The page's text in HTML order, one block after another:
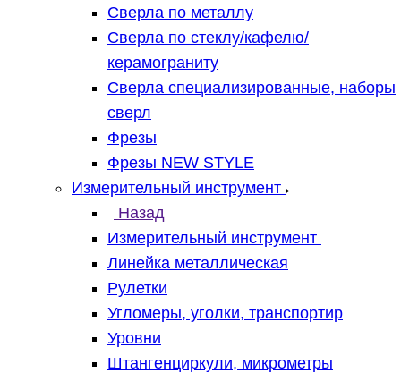
Сверла по металлу
Сверла по стеклу/кафелю/
керамограниту
Сверла специализированные, наборы
сверл
Фрезы
Фрезы NEW STYLE
Измерительный инструмент
Назад
Измерительный инструмент
Линейка металлическая
Рулетки
Угломеры, уголки, транспортир
Уровни
Штангенциркули, микрометры